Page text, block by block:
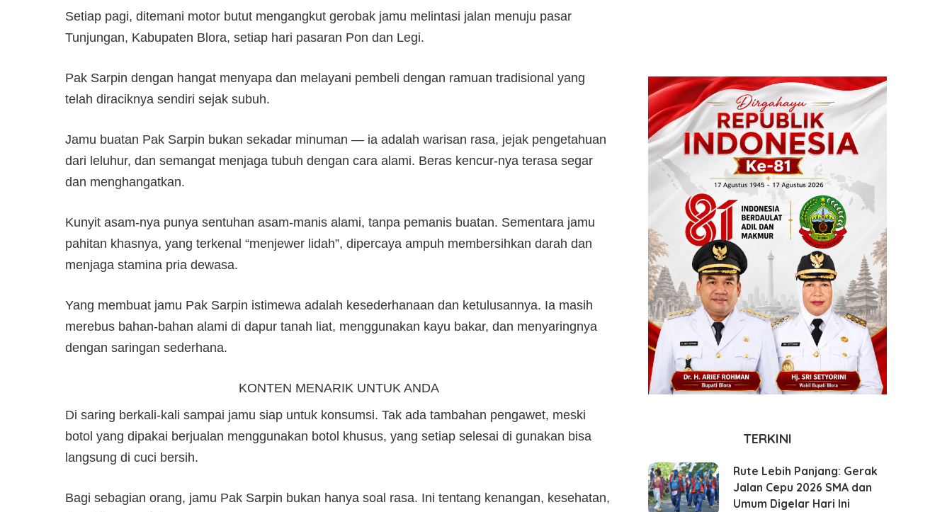
Setiap pagi, ditemani motor butut mengangkut gerobak jamu melintasi jalan menuju pasar
Tunjungan, Kabupaten Blora, setiap hari pasaran Pon dan Legi.
Pak Sarpin dengan hangat menyapa dan melayani pembeli dengan ramuan tradisional yang
telah diraciknya sendiri sejak subuh.
Jamu buatan Pak Sarpin bukan sekadar minuman — ia adalah warisan rasa, jejak pengetahuan
dari leluhur, dan semangat menjaga tubuh dengan cara alami. Beras kencur-nya terasa segar
dan menghangatkan.
Kunyit asam-nya punya sentuhan asam-manis alami, tanpa pemanis buatan. Sementara jamu
pahitan khasnya, yang terkenal “menjewer lidah”, dipercaya ampuh membersihkan darah dan
menjaga stamina pria dewasa.
Yang membuat jamu Pak Sarpin istimewa adalah kesederhanaan dan ketulusannya. Ia masih
merebus bahan-bahan alami di dapur tanah liat, menggunakan kayu bakar, dan menyaringnya
dengan saringan sederhana.
KONTEN MENARIK UNTUK ANDA
Di saring berkali-kali sampai jamu siap untuk konsumsi. Tak ada tambahan pengawet, meski
botol yang dipakai berjualan menggunakan botol khusus, yang setiap selesai di gunakan bisa
langsung di cuci bersih.
Bagi sebagian orang, jamu Pak Sarpin bukan hanya soal rasa. Ini tentang kenangan, kesehatan,
TERKINI
Rute Lebih Panjang: Gerak
Jalan Cepu 2026 SMA dan
Umum Digelar Hari Ini